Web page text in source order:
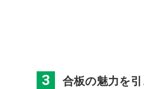
3 合板の魅力を